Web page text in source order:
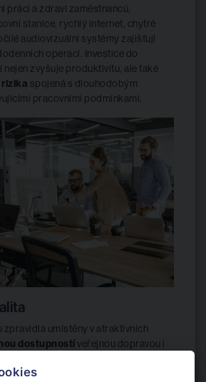
práci a zdraví zaměstnanců.
stanice, rychlý internet, chytré
audiovizuální systémy zajišťují
operací. Investice do
nejen zvyšuje produktivitu, ale také
spojená s dlouhodobým
pracovními podmínkami.
umístěny v atraktivních
dostupnostíveřejnou dopravou i
zaměstnancům organizaci